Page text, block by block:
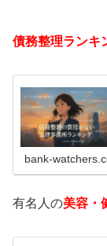
債務整理ランキ
bank-
有名人の美容・